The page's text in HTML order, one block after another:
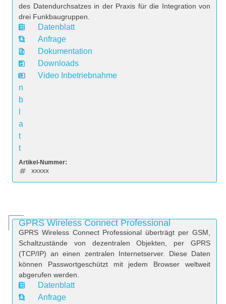
des Datendurchsatzes in der Praxis für die Integration von
drei Funkbaugruppen.
D
a
t
e
n
b
a
t
t
Datenblatt
Anfrage
Dokumentation
Downloads
Video Inbetriebnahme
Artikel-Nummer:
xxxxx
GPRS Wireless Connect Professional
GPRS Wireless Connect Professional überträgt per GSM,
Schaltzustände von dezentralen Objekten, per GPRS
(TCP/IP) an einen zentralen Internetserver. Diese Daten
können Passwortgeschützt mit jedem Browser weltweit
abgerufen werden.
D
Datenblatt
Anfrage